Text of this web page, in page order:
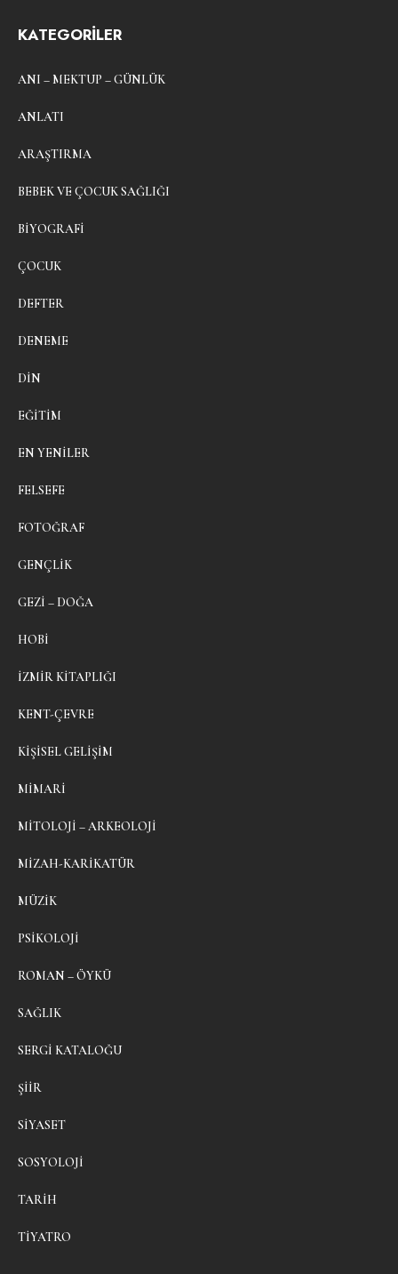
KATEGORİLER
ANI – MEKTUP – GÜNLÜK
ANLATI
ARAŞTIRMA
BEBEK VE ÇOCUK SAĞLIĞI
BIYOGRAFI
ÇOCUK
DEFTER
DENEME
DIN
EĞITIM
EN YENILER
FELSEFE
FOTOĞRAF
GENÇLIK
GEZI – DOĞA
HOBI
İZMIR KITAPLIĞI
KENT-ÇEVRE
KIŞISEL GELIŞIM
MIMARI
MITOLOJI – ARKEOLOJI
MIZAH-KARIKATÜR
MÜZIK
PSIKOLOJI
ROMAN – ÖYKÜ
SAĞLIK
SERGI KATALOĞU
ŞIIR
SIYASET
SOSYOLOJI
TARIH
TIYATRO